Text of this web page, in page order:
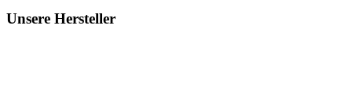
Unsere Hersteller